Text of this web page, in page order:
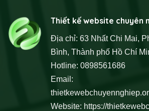
Thiết kế website chuyên
Địa chỉ: 63 Nhất Chi Mai,
Bình, Thành phố Hồ Chí
Hotline: 0898561686
Email:
Website: https://